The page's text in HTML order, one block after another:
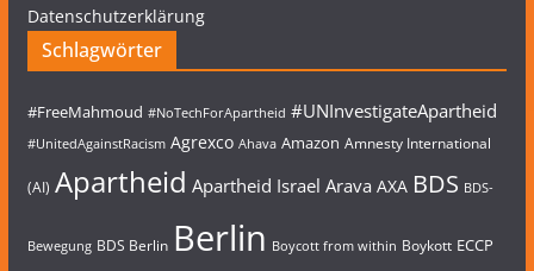
Datenschutzerklärung
Schlagwörter
#FreeMahmoud #NoTechForApartheid #UNInvestigateApartheid
#UnitedAgainstRacism Agrexco Ahava Amazon Amnesty International
(AI) Apartheid Apartheid Israel Arava AXA BDS BDS-
Bewegung BDS Berlin Berlin Boycott from within Boykott ECCP